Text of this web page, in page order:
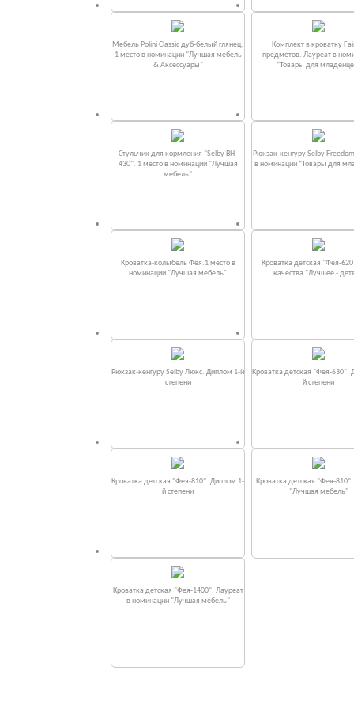
Мебель Polini Classic дуб-белый глянец.
1 место в номинации "Лучшая мебель
& Аксессуары"
Комплект в кроватку
предметов. Лауреат в
“Товары для
Стульчик для кормления "Selby BH-
430". 1 место в номинации "Лучшая
мебель"
Рюкзак-кенгуру Selby
в номинации “Товары для
Кроватка-колыбель Фея.1 место в
номинации "Лучшая мебель"
Кроватка детская "Фея-
качества "Лучшее -
Рюкзак-кенгуру Selby Люкс. Диплом 1-й
степени
Кроватка детская "Фея-630".
й степени
Кроватка детская "Фея-810". Диплом 1-
й степени
Кроватка детская "Фея-
"Лучшая мебель"
Кроватка детская "Фея-1400". Лауреат
в номинации "Лучшая мебель"